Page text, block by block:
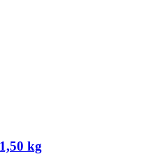
kg